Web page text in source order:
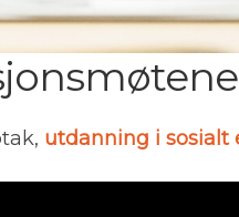
utdanning i sosialt